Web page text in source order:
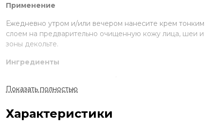
Применение
Ежедневно утром и/или вечером нанесите крем тонким
слоем на предварительно очищенную кожу лица, шеи и
зоны декольте.
Ингредиенты
Aqua, Propylene Glycol, Caprylic/Capric Triglyceride,
Dimethicone, Laminaria Digitata Extract, Hydrogenated
Ceramide AS, Ceramide AP, Cholesterol, Cetearyl Alcohol,
Potassium Cetyl Phosphate, Sodium Hyaluronate, Sodium
Показать полностью
Характеристики